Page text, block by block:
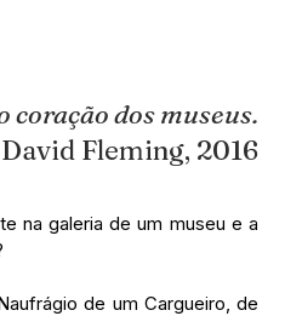
coração dos museus.
David Fleming, 2016
na galeria de um museu e a
de um Cargueiro, de